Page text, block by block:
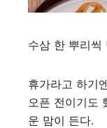
수삼 한 뿌리씩
휴가라고 하기
오픈 전이기도
운 맘이 든다.